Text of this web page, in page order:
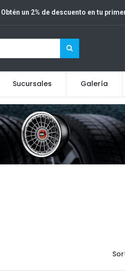
Obtén un 2% de descuento en tu
Sucursales Galería